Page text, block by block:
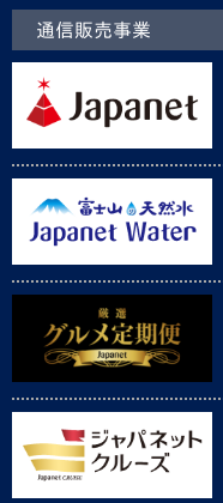
通信販売事業